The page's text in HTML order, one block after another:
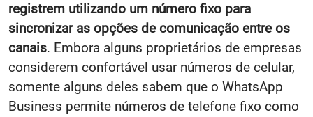
registrem utilizando um número fixo para
sincronizar as opções de comunicação entre os
canais. Embora alguns proprietários de empresas
considerem confortável usar números de celular,
somente alguns deles sabem que o WhatsApp
Business permite números de telefone fixo como